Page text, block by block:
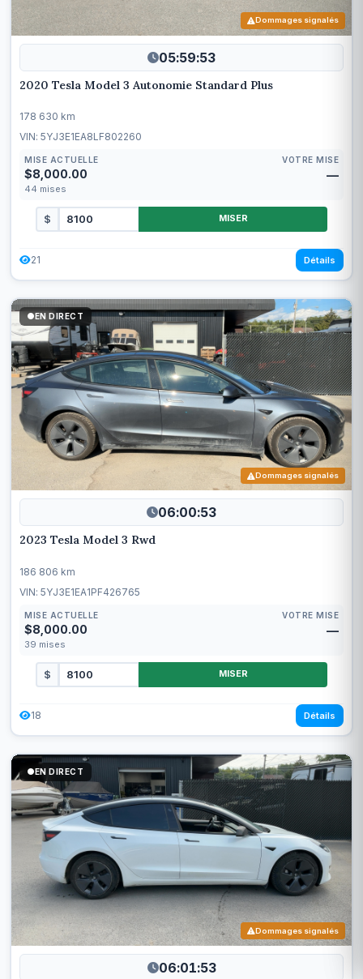
Dommages signalés
05:59:50
2020 Tesla Model 3 Autonomie Standard Plus
178 630 km
VIN: 5YJ3E1EA8LF802260
MISE ACTUELLE
$8,000.00
44 mises
VOTRE MISE
—
$ MISER
21 Détails
Dommages signalés
EN DIRECT
06:00:50
2023 Tesla Model 3 Rwd
186 806 km
VIN: 5YJ3E1EA1PF426765
MISE ACTUELLE
$8,000.00
39 mises
VOTRE MISE
—
$ MISER
18 Détails
Dommages signalés
EN DIRECT
06:01:50